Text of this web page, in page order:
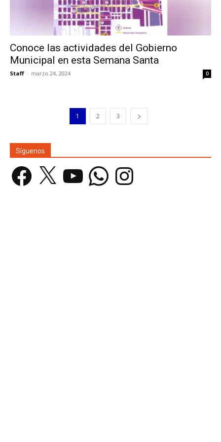
Conoce las actividades del Gobierno
Municipal en esta Semana Santa
Staff - marzo 24, 2024 0
1 2 3
Síguenos
Facebook WhatsAppInstagram